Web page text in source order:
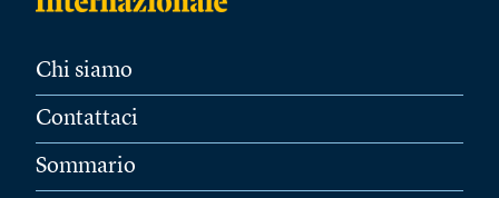
Chi siamo
Contattaci
Sommario